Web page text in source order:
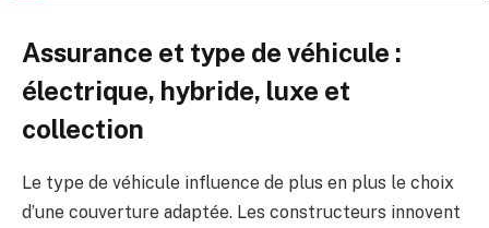
Assurance et type de véhicule :
électrique, hybride, luxe et
collection
Le type de véhicule influence de plus en plus le choix
d’une couverture adaptée. Les constructeurs innovent